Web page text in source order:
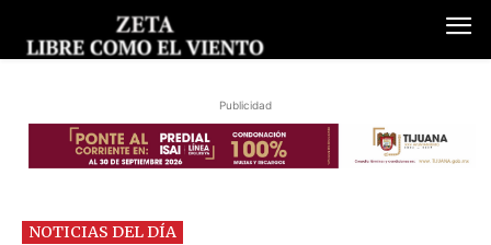
Publicidad
NOTICIAS DEL DÍA